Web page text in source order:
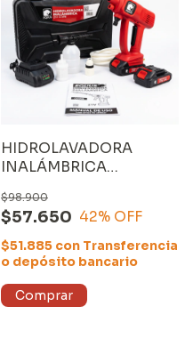
HIDROLAVADORA
INALÁMBRICA
DOS BATERIAS de
2000mAh y CARGADOR
$57.650
$98.900
42% OFF
$51.885 con Transferencia
o depósito bancario